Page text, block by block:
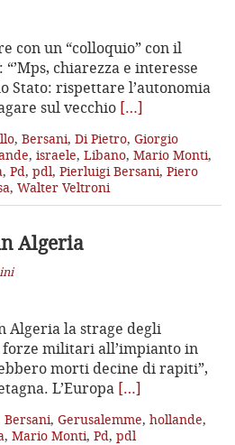
con un “colloquio” con il
chiarezza e interesse
Stato: rispettare l’autonomia
sul vecchio […]
, Bersani, Di Pietro, Giorgio
, israele, Libano, Mario Monti,
, Pd, pdl, Pierluigi Bersani, Piero
, Walter Veltroni
Algeria
Algeria la strage degli
forze militari all’impianto in
morti decine di rapiti”,
L’Europa […]
Bersani, Gerusalemme, hollande,
, Mario Monti, Pd, pdl